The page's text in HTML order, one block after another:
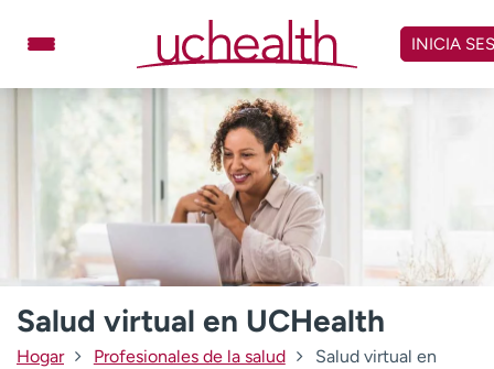
contenido
Especialidades
Ubicaciones
Programar cita
Atención de urgencia
Dar
Carreras
INICIA
Salud virtual en UCHealth
Hogar Profesionales de la salud
Salud virtual en